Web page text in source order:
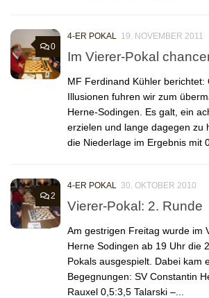
0
4-ER POKAL 19. NOVEMBER 2011
Im Vierer-Pokal
MF Ferdinand Kühler berichtet:
Illusionen fuhren wir zum
Herne-Sodingen. Es galt, ein
erzielen und lange dagegen zu
die Niederlage im Ergebnis mit
2
4-ER POKAL 30. OKTOBER 2010
Vierer-Pokal: 2. Runde
Am gestrigen Freitag wurde im
Herne Sodingen ab 19 Uhr die
Pokals ausgespielt. Dabei kam
Begegnungen: SV Constantin
Rauxel 0,5:3,5 Talarski –...